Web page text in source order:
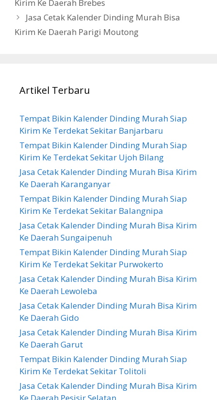
Kirim Ke Daerah Brebes
Jasa Cetak Kalender Dinding Murah Bisa
Kirim Ke Daerah Parigi Moutong
Artikel Terbaru
Tempat Bikin Kalender Dinding Murah Siap
Kirim Ke Terdekat Sekitar Banjarbaru
Tempat Bikin Kalender Dinding Murah Siap
Kirim Ke Terdekat Sekitar Ujoh Bilang
Jasa Cetak Kalender Dinding Murah Bisa Kirim
Ke Daerah Karanganyar
Tempat Bikin Kalender Dinding Murah Siap
Kirim Ke Terdekat Sekitar Balangnipa
Jasa Cetak Kalender Dinding Murah Bisa Kirim
Ke Daerah Sungaipenuh
Tempat Bikin Kalender Dinding Murah Siap
Kirim Ke Terdekat Sekitar Purwokerto
Jasa Cetak Kalender Dinding Murah Bisa Kirim
Ke Daerah Lewoleba
Jasa Cetak Kalender Dinding Murah Bisa Kirim
Ke Daerah Gido
Jasa Cetak Kalender Dinding Murah Bisa Kirim
Ke Daerah Garut
Tempat Bikin Kalender Dinding Murah Siap
Kirim Ke Terdekat Sekitar Tolitoli
Jasa Cetak Kalender Dinding Murah Bisa Kirim
Ke Daerah Pesisir Selatan